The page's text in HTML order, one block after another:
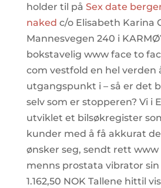
holder til på Sex date
naked c/o Elisabeth Karina
Mannesvegen 240 i
bokstavelig www face to
com vestfold en hel verden
utgangspunkt i – så er det
selv som er stopperen? Vi i
utviklet et bilsøkregister
kunder med å få akkurat
ønsker seg, sendt rett
menns prostata vibrator sin
1.162,50 NOK Tallene hittil